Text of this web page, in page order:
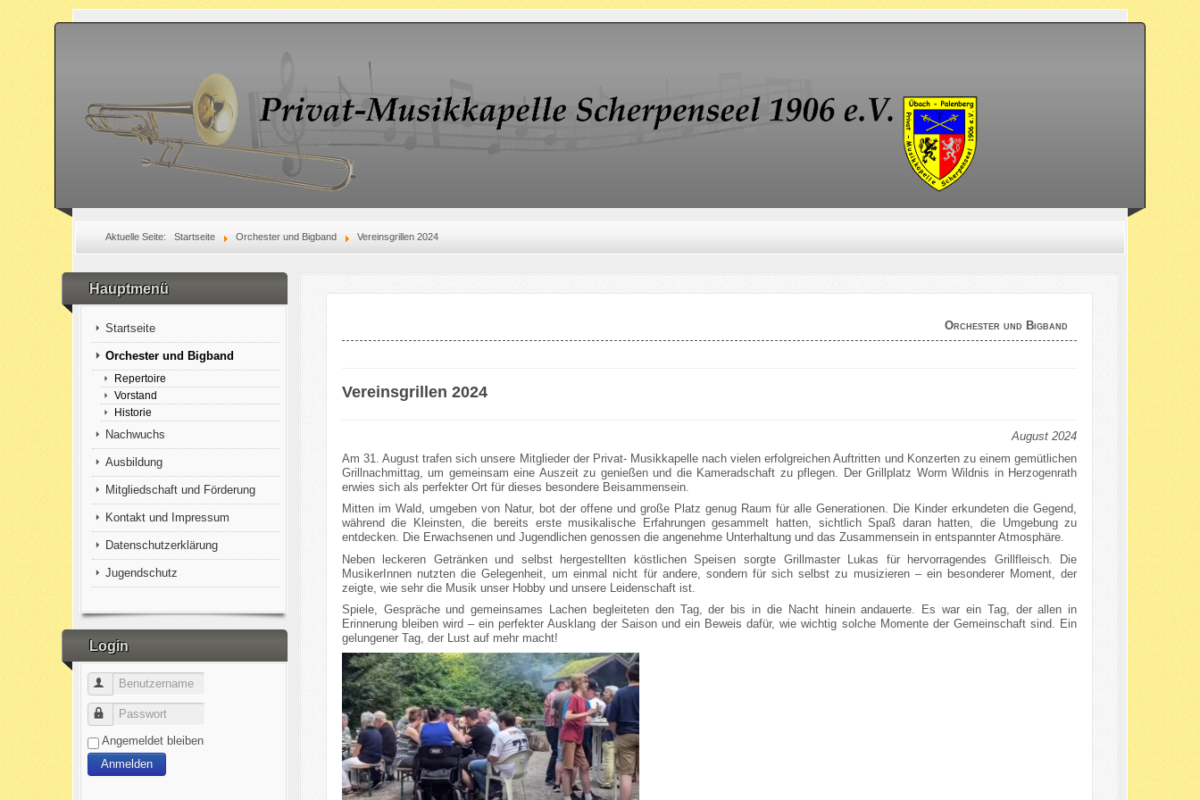
Aktuelle Seite:Startseite Orchester und Bigband Vereinsgrillen 2024
Hauptmenü
Startseite
Orchester und Bigband
Repertoire
Vorstand
Historie
Nachwuchs
Ausbildung
Mitgliedschaft und Förderung
Kontakt und Impressum
Datenschutzerklärung
Jugendschutz
Login
Benutzername
Passwort
Angemeldet bleiben
Anmelden
Orchester und Bigband
Vereinsgrillen 2024
August 2024
Am 31. August trafen sich unsere Mitglieder der Privat- Musikkapelle nach vielen erfolgreichen Auftritten und Konzerten zu einem gemütlichen
Grillnachmittag, um gemeinsam eine Auszeit zu genießen und die Kameradschaft zu pflegen. Der Grillplatz Worm Wildnis in Herzogenrath
erwies sich als perfekter Ort für dieses besondere Beisammensein.
Mitten im Wald, umgeben von Natur, bot der offene und große Platz genug Raum für alle Generationen. Die Kinder erkundeten die Gegend,
während die Kleinsten, die bereits erste musikalische Erfahrungen gesammelt hatten, sichtlich Spaß daran hatten, die Umgebung zu
entdecken. Die Erwachsenen und Jugendlichen genossen die angenehme Unterhaltung und das Zusammensein in entspannter Atmosphäre.
Neben leckeren Getränken und selbst hergestellten köstlichen Speisen sorgte Grillmaster Lukas für hervorragendes Grillfleisch. Die
MusikerInnen nutzten die Gelegenheit, um einmal nicht für andere, sondern für sich selbst zu musizieren – ein besonderer Moment, der
zeigte, wie sehr die Musik unser Hobby und unsere Leidenschaft ist.
Spiele, Gespräche und gemeinsames Lachen begleiteten den Tag, der bis in die Nacht hinein andauerte. Es war ein Tag, der allen in
Erinnerung bleiben wird – ein perfekter Ausklang der Saison und ein Beweis dafür, wie wichtig solche Momente der Gemeinschaft sind. Ein
gelungener Tag, der Lust auf mehr macht!